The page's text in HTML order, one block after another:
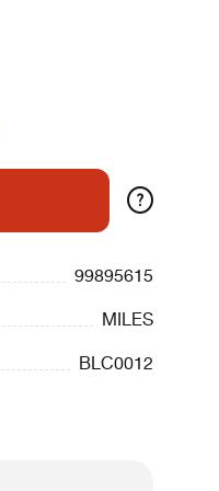
?
99895615
MILES
BLC0012